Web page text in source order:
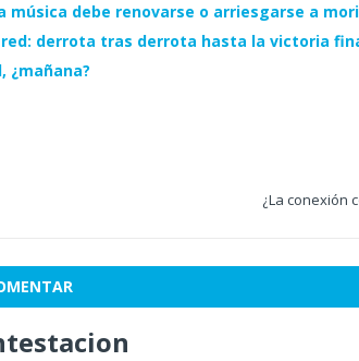
música debe renovarse o arriesgarse a
red: derrota tras derrota hasta la victoria
¿mañana?
¿La conexión